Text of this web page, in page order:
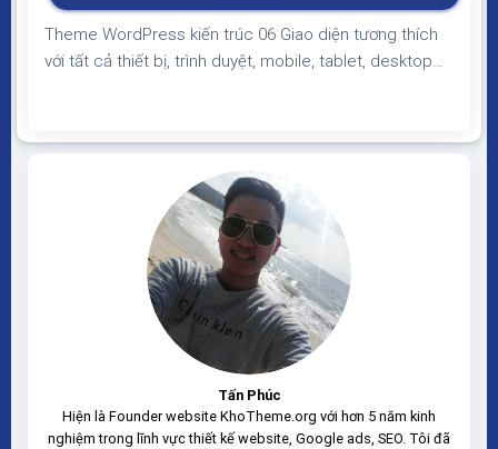
Theme WordPress kiến trúc 06 Giao diện tương thích
với tất cả thiết bị, trình duyệt, mobile, tablet, desktop…
ưu với các công cụ tìm kiếm Theme sạch hoàn toàn
100% không virus, không...
Tấn Phúc
Hiện là Founder website KhoTheme.org với hơn 5 năm kinh
nghiệm trong lĩnh vực thiết kế website, Google ads, SEO. Tôi đã